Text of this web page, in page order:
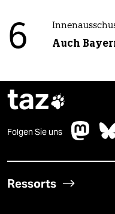
6 Auch
taz
Folgen Sie uns
Ressorts